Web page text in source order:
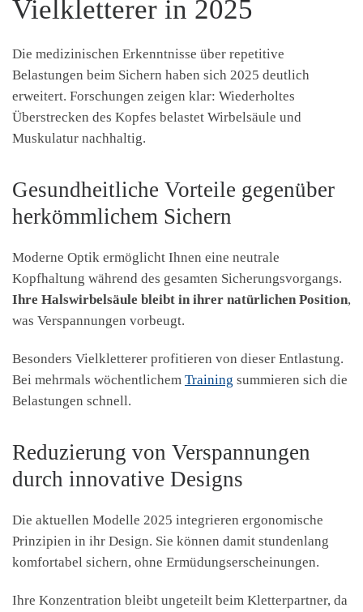
Vielkletterer in 2025
Die medizinischen Erkenntnisse über repetitive
Belastungen beim Sichern haben sich 2025 deutlich
erweitert. Forschungen zeigen klar: Wiederholtes
Überstrecken des Kopfes belastet Wirbelsäule und
Muskulatur nachhaltig.
Gesundheitliche Vorteile gegenüber
herkömmlichem Sichern
Moderne Optik ermöglicht Ihnen eine neutrale
Kopfhaltung während des gesamten Sicherungsvorgangs.
Ihre Halswirbelsäule bleibt in ihrer natürlichen Position,
was Verspannungen vorbeugt.
Besonders Vielkletterer profitieren von dieser Entlastung.
Bei mehrmals wöchentlichem Training summieren sich die
Belastungen schnell.
Reduzierung von Verspannungen
durch innovative Designs
Die aktuellen Modelle 2025 integrieren ergonomische
Prinzipien in ihr Design. Sie können damit stundenlang
komfortabel sichern, ohne Ermüdungserscheinungen.
Ihre Konzentration bleibt ungeteilt beim Kletterpartner, da